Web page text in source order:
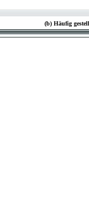
(b) Häufig